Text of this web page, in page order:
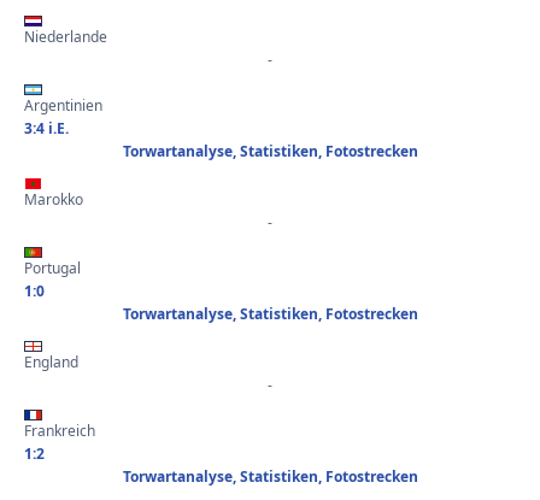
Niederlande
-
Argentinien
3:4 i.E.
Torwartanalyse, Statistiken, Fotostrecken
Marokko
-
Portugal
1:0
Torwartanalyse, Statistiken, Fotostrecken
England
-
Frankreich
1:2
Torwartanalyse, Statistiken, Fotostrecken